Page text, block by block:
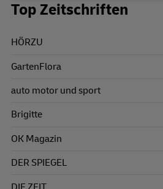
Top Zeitschriften
HÖRZU
GartenFlora
auto motor und sport
Brigitte
OK Magazin
DER SPIEGEL